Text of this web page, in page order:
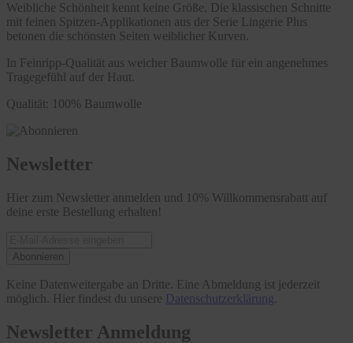
Weibliche Schönheit kennt keine Größe. Die klassischen Schnitte
mit feinen Spitzen-Applikationen aus der Serie Lingerie Plus
betonen die schönsten Seiten weiblicher Kurven.
In Feinripp-Qualität aus weicher Baumwolle für ein angenehmes
Tragegefühl auf der Haut.
Qualität: 100% Baumwolle
Newsletter
Hier zum Newsletter anmelden und 10% Willkommensrabatt auf
deine erste Bestellung erhalten!
Abonnieren
Keine Datenweitergabe an Dritte. Eine Abmeldung ist jederzeit
möglich. Hier findest du unsere Datenschutzerklärung
Newsletter Anmeldung